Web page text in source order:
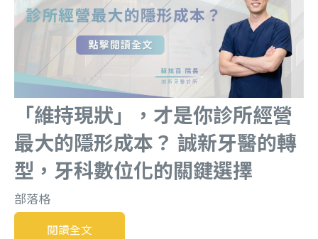
「維持現狀」，才是你診所經營
最大的隱形成本？ 誠新牙醫的轉
型，牙科數位化的關鍵選擇
部落格
閱讀全文